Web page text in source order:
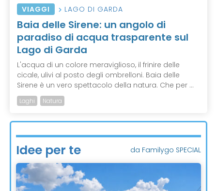
VIAGGI LAGO DI GARDA
Baia delle Sirene: un angolo di
paradiso di acqua trasparente sul
Lago di Garda
L'acqua di un colore meraviglioso, il frinire delle
cicale, ulivi al posto degli ombrelloni. Baia delle
Sirene è un vero spettacolo della natura. Che per ...
Laghi Natura
Idee per te da Familygo SPECIAL